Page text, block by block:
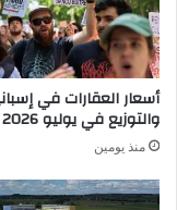
س
ك
ل
م
ا
ي
ل
ع
ة
ا
ل
ا
ب
ا
ت
:
أسعار العقارات في
والتوزيع في يوليو 2026
منذ يومين